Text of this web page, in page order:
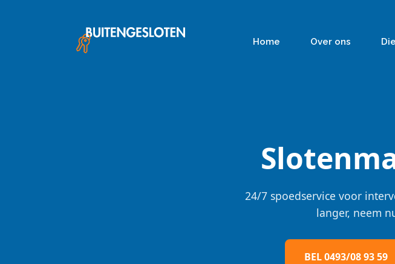
Home Over ons
24/7 spoedservice voor
langer, neem
BEL 0493/08 93 59